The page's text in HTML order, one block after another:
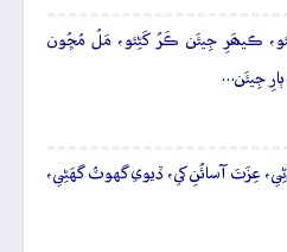
ڪيھَرِ جِيئَن ڪَرُ کَڻِئو، مَلُ مُڇُون
جِيئَن…
عِزَتَ آسائُنِ کي، ڏيوي گهوٽُ گهَڻِي،